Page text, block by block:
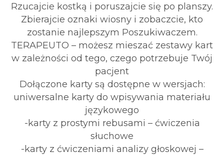
Rzucajcie kostką i poruszajcie się po planszy.
Zbierajcie oznaki wiosny i zobaczcie, kto
zostanie najlepszym Poszukiwaczem.
TERAPEUTO – możesz mieszać zestawy kart
w zależności od tego, czego potrzebuje Twój
pacjent
Dołączone karty są dostępne w wersjach:
uniwersalne karty do wpisywania materiału
językowego
-karty z prostymi rebusami – ćwiczenia
słuchowe
-karty z ćwiczeniami analizy głoskowej –